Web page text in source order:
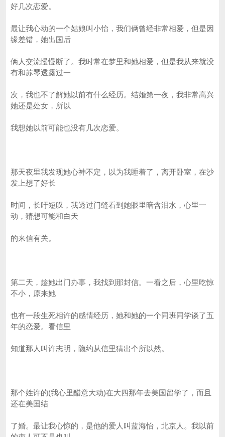
好几次恋爱。
最让我心动的一个姑娘叫小怡，我们俩曾经非常相爱，但是因
缘差错，她出国后
俩人交流慢慢断了。我时常在梦里和她相爱，但是我从来就没
有和苏琴透露过一
次，我也不了解她以前有什么经历。结婚第一夜，我非常高兴
她还是处女，所以
我想她以前可能也没有几次恋爱。
那天夜里我发现她心神不定，以为我睡着了，离开卧室，在沙
发上想了好长
时间，长吁短叹，我透过门缝看到她眼里暗含泪水，心里一
动，猜想可能和白天
的来信有关。
第二天，趁她出门办事，我找到那封信。一看之后，心里吃惊
不小，原来她
也有一段生死相许的感情经历，她和她的一个同班同学谈了五
年的恋爱。看信里
知道那人叫许志明，隐约从信里猜出个所以然。
那个姓许的(我心里醋意大动)在大四那年去美国留学了，而且
还在美国结
了婚。最让我心惊的，是他的爱人叫蓝海怡，北京人。我以前